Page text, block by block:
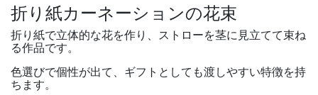
折り紙カーネーションの花束
折り紙で立体的な花を作り、ストローを茎に見立てて束ね
る作品です。
色選びで個性が出て、ギフトとしても渡しやすい特徴を持
ちます。